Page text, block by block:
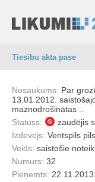
Tiesību akta pase
Nosaukums: Par
13.01.2012.
maznodrošinātas ..
Statuss:
zaudējis
Izdevējs: Ventspils
Veids: saistošie
Numurs: 32
Pieņemts: 22.11.2013.